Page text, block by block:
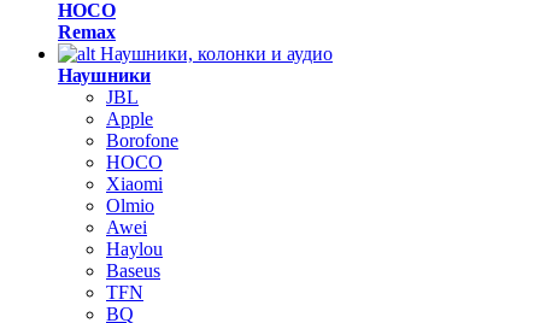
HOCO
Remax
Наушники, колонки и аудио
Наушники
JBL
Apple
Borofone
HOCO
Xiaomi
Olmio
Awei
Haylou
Baseus
TFN
BQ